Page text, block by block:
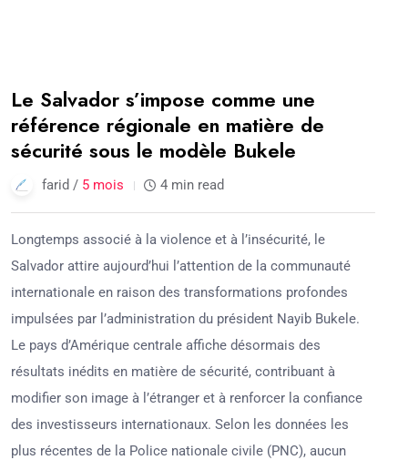
Mar
Le Salvador s’impose comme une
référence régionale en matière de
sécurité sous le modèle Bukele
farid / 5 mois 4 min read
Longtemps associé à la violence et à l’insécurité, le
Salvador attire aujourd’hui l’attention de la communauté
internationale en raison des transformations profondes
impulsées par l’administration du président Nayib Bukele.
Le pays d’Amérique centrale affiche désormais des
résultats inédits en matière de sécurité, contribuant à
modifier son image à l’étranger et à renforcer la confiance
des investisseurs internationaux. Selon les données les
plus récentes de la Police nationale civile (PNC), aucun